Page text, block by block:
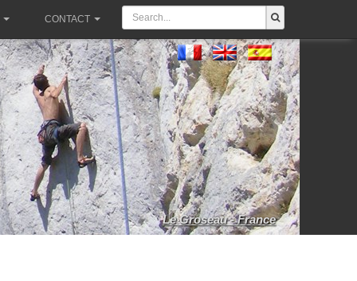
CONTACT
Le Groseau - France